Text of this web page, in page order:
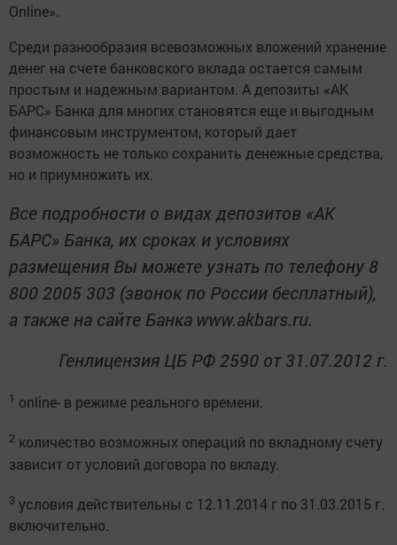
Оnline».
Среди разнообразия всевозможных вложений хранение
денег на счете банковского вклада остается самым
простым и надежным вариантом. А депозиты «АК
БАРС» Банка для многих становятся еще и выгодным
финансовым инструментом, который дает
возможность не только сохранить денежные средства,
но и приумножить их.
Все подробности о видах депозитов «АК
БАРС» Банка, их сроках и условиях
размещения Вы можете узнать по телефону 8
800 2005 303 (звонок по России бесплатный),
а также на сайте Банка www.akbars.ru.
Генлицензия ЦБ РФ 2590 от 31.07.2012 г.
1 online- в режиме реального времени.
2 количество возможных операций по вкладному счету
зависит от условий договора по вкладу.
3 условия действительны с 12.11.2014 г по 31.03.2015 г.
включительно.